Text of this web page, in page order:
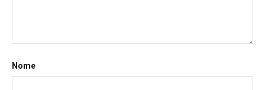
Nome